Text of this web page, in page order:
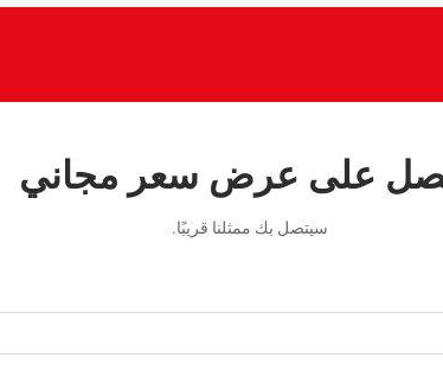
على عرض سعر مجاني
سيتصل بك ممثلنا قريبًا.